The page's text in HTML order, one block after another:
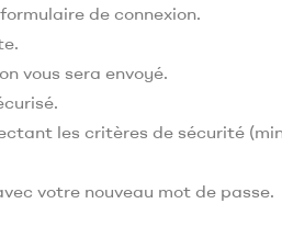
de connexion.
vous sera envoyé.
les critères de sécurité
votre nouveau mot de passe.